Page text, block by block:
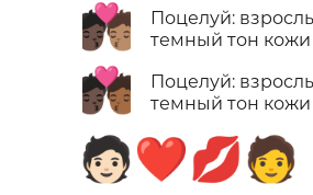
🧑🏿‍❤️‍💋‍🧑🏽
Поцелуй:
темный тон
🧑🏿‍❤️‍💋‍🧑🏾
Поцелуй:
темный тон
🧑🏻‍❤️‍💋‍🧑